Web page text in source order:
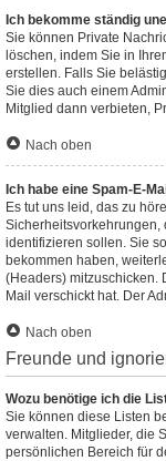
Ich bekomme ständig
Sie können Private
löschen, indem Sie in
erstellen. Falls Sie
Sie dies auch einem
Mitglied dann verbieten,
Nach oben
Ich habe eine Spam-E-
Es tut uns leid, das zu
Sicherheitsvorkehrungen,
identifizieren sollen. Sie
bekommen haben,
(Headers) mitzuschicken.
Mail verschickt hat. Der
Nach oben
Freunde und
Wozu benötige ich die
Sie können diese Listen
verwalten. Mitglieder, die
persönlichen Bereich für